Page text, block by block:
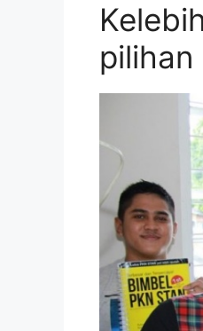
pilihan